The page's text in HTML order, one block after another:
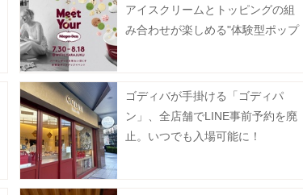
アイスクリームとトッピングの組
み合わせが楽しめる"体験型ポップ
ゴディバが手掛ける「ゴディパ
ン」、全店舗でLINE事前予約を廃
止。いつでも入場可能に！